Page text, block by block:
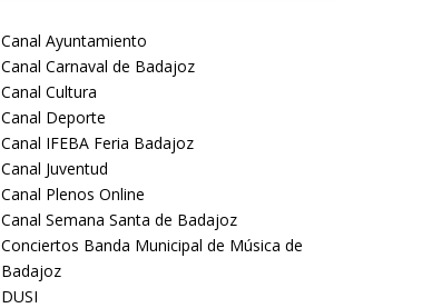
Canal Ayuntamiento
Canal Carnaval de Badajoz
Canal Cultura
Canal Deporte
Canal IFEBA Feria Badajoz
Canal Juventud
Canal Plenos Online
Canal Semana Santa de Badajoz
Conciertos Banda Municipal de Música de
Badajoz
DUSI